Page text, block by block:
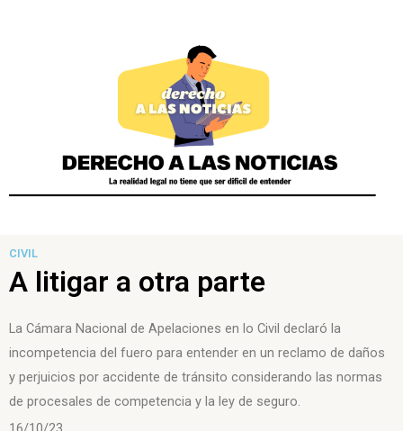
CIVIL
A litigar a otra parte
La Cámara Nacional de Apelaciones en lo Civil declaró la
incompetencia del fuero para entender en un reclamo de daños
y perjuicios por accidente de tránsito considerando las normas
de procesales de competencia y la ley de seguro.